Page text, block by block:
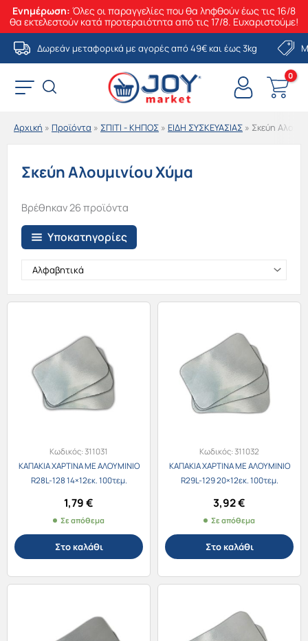
Ενημέρωση: Όλες οι παραγγελίες που θα ληφθούν έως τις 16/8
θα εκτελεστούν κατά προτεραιότητα από τις 17/8. Ευχαριστούμε!
Μετάβαση
στο
περιεχόμενο
Δωρεάν μεταφορικά με αγορές από 49€ και έως 3kg
Αρχική » Προϊόντα » ΣΠΙΤΙ - ΚΗΠΟΣ » ΕΙΔΗ ΣΥΣΚΕΥΑΣΙΑΣ » Σκεύη
Σκεύη Αλουμινίου Χύμα
Υποκατηγορίες
Βρέθηκαν 26 προϊόντα
Κωδικός:311031
ΚΑΠΑΚΙΑ ΧΑΡΤΙΝΑ ΜΕ ΑΛΟΥΜΙΝΙΟ
R28L-128 14×12εκ. 100τεμ.
1,79€
Σε απόθεμα
Στο καλάθι
Κωδικός:311032
ΚΑΠΑΚΙΑ ΧΑΡΤΙΝΑ ΜΕ ΑΛΟΥΜΙΝΙΟ
R29L-129 20×12εκ. 100τεμ.
3,92€
Σε απόθεμα
Στο καλάθι